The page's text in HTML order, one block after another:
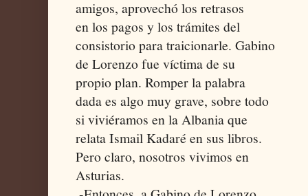
amigos, aprovechó los retrasos
en los pagos y los trámites del
consistorio para traicionarle. Gabino
de Lorenzo fue víctima de su
propio plan. Romper la palabra
dada es algo muy grave, sobre todo
si viviéramos en la Albania que
relata Ismail Kadaré en sus libros.
Pero claro, nosotros vivimos en
Asturias.